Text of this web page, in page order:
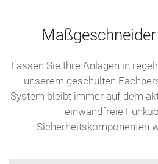
Lassen Sie Ihre Anlagen in
unserem geschulten
System bleibt immer auf dem
einwandfreie
Sicherheitskomponenten